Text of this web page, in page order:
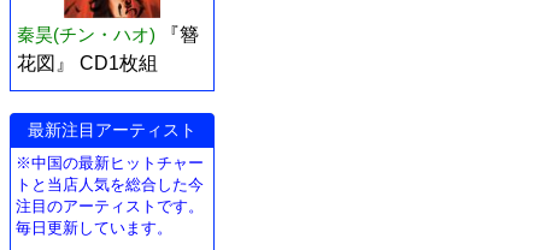
秦昊(チン・ハオ)
『簪
花図』 CD1枚組
最新注目アーティスト
※中国の最新ヒットチャー
トと当店人気を総合した今
注目のアーティストです。
毎日更新しています。